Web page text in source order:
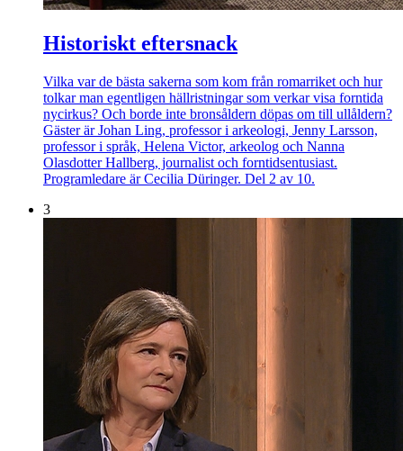
Historiskt eftersnack
Vilka var de bästa sakerna som kom från romarriket och hur
tolkar man egentligen hällristningar som verkar visa forntida
nycirkus? Och borde inte bronsåldern döpas om till ullåldern?
Gäster är Johan Ling, professor i arkeologi, Jenny Larsson,
professor i språk, Helena Victor, arkeolog och Nanna
Olasdotter Hallberg, journalist och forntidsentusiast.
Programledare är Cecilia Düringer. Del 2 av 10.
3